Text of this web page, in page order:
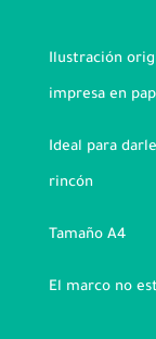
Ilustración
impresa en
Ideal para
rincón
Tamaño A4
El marco no